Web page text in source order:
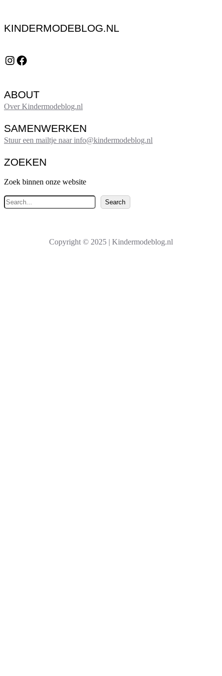
KINDERMODEBLOG.NL
Instagram Facebook
ABOUT
Over Kindermodeblog.nl
SAMENWERKEN
Stuur een mailtje naar info@kindermodeblog.nl
ZOEKEN
Zoek binnen onze website
Z
o
e
Search
Copyright © 2025 | Kindermodeblog.nl